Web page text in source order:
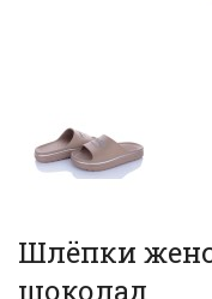
Шлёпки
шоколад